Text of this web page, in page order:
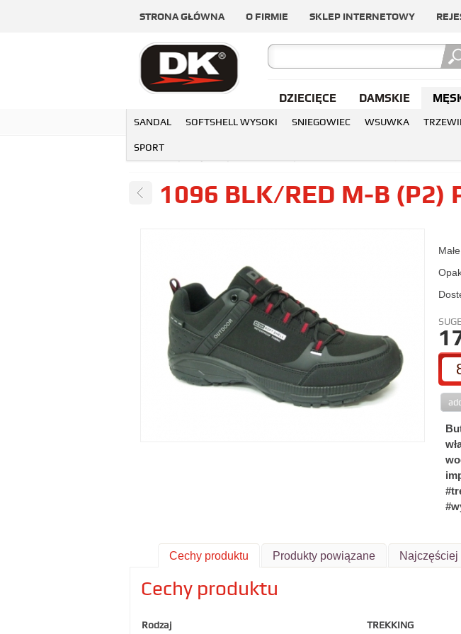
STRONA GŁÓWNA O FIRMIE SKLEP INTERNETOWY
DZIECIĘCE DAMSKIE
SANDAL SOFTSHELL WYSOKI SNIEGOWIEC WSUWKA
SPORT
1096 BLK/RED M-B (P2)
Cechy produktu Produkty powiązane
Cechy produktu
Rodzaj TREKKING